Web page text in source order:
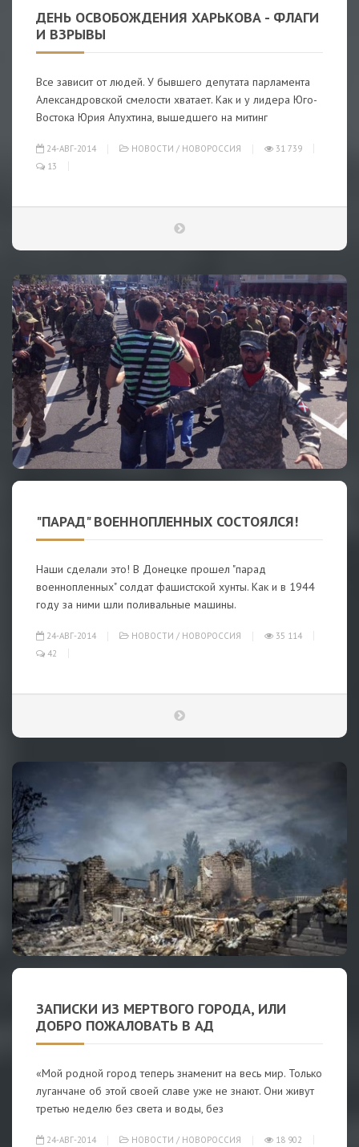
ДЕНЬ ОСВОБОЖДЕНИЯ ХАРЬКОВА - ФЛАГИ
И ВЗРЫВЫ
Все зависит от людей. У бывшего депутата парламента
Александровской смелости хватает. Как и у лидера Юго-
Востока Юрия Апухтина, вышедшего на митинг
24-АВГ-2014 НОВОСТИ / НОВОРОССИЯ
31 739
13
"ПАРАД" ВОЕННОПЛЕННЫХ СОСТОЯЛСЯ!
Наши сделали это! В Донецке прошел "парад
военнопленных" солдат фашистской хунты. Как и в 1944
году за ними шли поливальные машины.
24-АВГ-2014 НОВОСТИ / НОВОРОССИЯ
35 114
42
ЗАПИСКИ ИЗ МЕРТВОГО ГОРОДА, ИЛИ
ДОБРО ПОЖАЛОВАТЬ В АД
«Мой родной город теперь знаменит на весь мир. Только
луганчане об этой своей славе уже не знают. Они живут
третью неделю без света и воды, без
24-АВГ-2014 НОВОСТИ / НОВОРОССИЯ 18 902